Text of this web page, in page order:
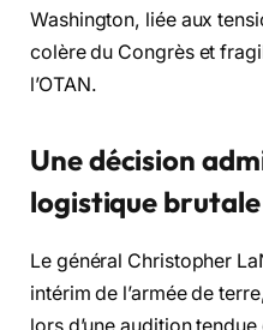
Washington, liée aux
colère du Congrès et
l’OTAN.
Une décision
logistique brutale
Le général Christopher
intérim de l’armée de